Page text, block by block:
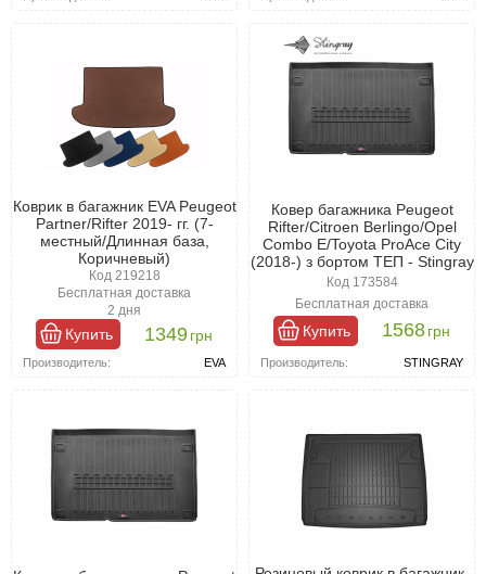
Коврик в багажник EVA Peugeot
Partner/Rifter 2019- гг. (7-
местный/Длинная база,
Коричневый)
Код 219218
Бесплатная доставка
2 дня
Купить 1349грн
Производитель: EVA
Ковер багажника Peugeot
Rifter/Citroen Berlingo/Opel
Combo E/Toyota ProAce City
(2018-) з бортом ТЕП - Stingray
Код 173584
Бесплатная доставка
Купить 1568грн
Производитель: STINGRAY